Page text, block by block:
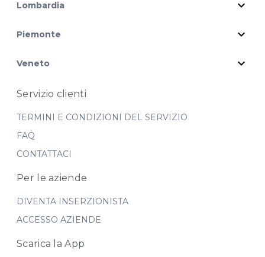
Lombardia expand_more
Piemonte expand_more
Veneto expand_more
Servizio clienti
TERMINI E CONDIZIONI DEL SERVIZIO
FAQ
CONTATTACI
Per le aziende
DIVENTA INSERZIONISTA
ACCESSO AZIENDE
Scarica la App